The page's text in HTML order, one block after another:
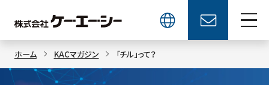
ホーム KACマガジン 「チル」って？